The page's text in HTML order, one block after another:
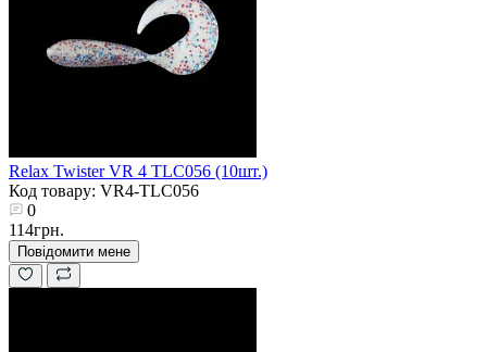
Relax Twister VR 4 TLC056 (10шт.)
Код товару: VR4-TLC056
0
114грн.
Повідомити мене